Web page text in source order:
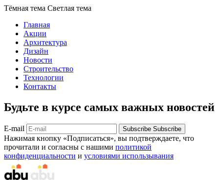
Тёмная тема Светлая тема
Главная
Акции
Архитектура
Дизайн
Новости
Строительство
Технологии
Контакты
Будьте в курсе самых важных новостей
E-mail Subscribe Subscribe
Нажимая кнопку «Подписаться», вы подтверждаете, что
прочитали и согласны с нашими политикой
конфиденциальности и условиями использывания